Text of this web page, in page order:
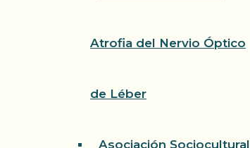
Atrofia del Nervio Óptico
de Léber
Asociación Sociocultural